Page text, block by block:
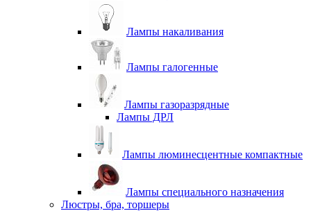
Лампы накаливания
Лампы галогенные
Лампы газоразрядные
Лампы ДРЛ
Лампы люминесцентные компактные
Лампы специального назначения
Люстры, бра, торшеры